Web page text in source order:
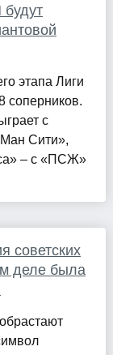
этапа Лиги
соперников.
с
Сити»,
– с «ПСЖ»
советских
деле была